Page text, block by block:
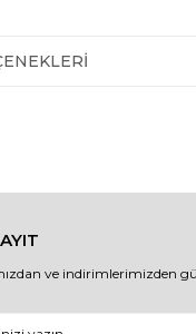
ve indirimlerimizden